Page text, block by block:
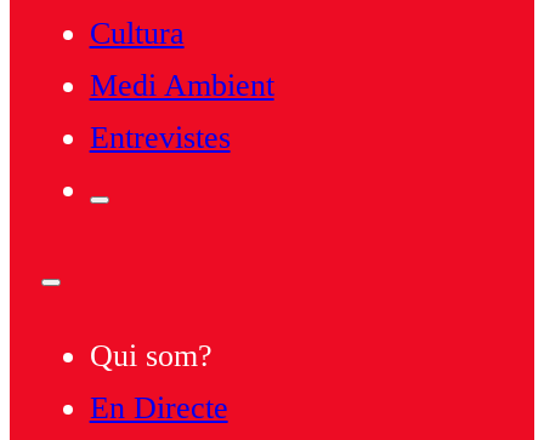
Cultura
Medi Ambient
Entrevistes
Qui som?
En Directe